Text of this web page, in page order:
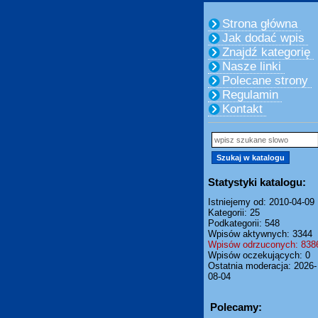
Strona główna
Jak dodać wpis
Znajdź kategorię
Nasze linki
Polecane strony
Regulamin
Kontakt
Statystyki katalogu:
Istniejemy od: 2010-04-09
Kategorii: 25
Podkategorii: 548
Wpisów aktywnych: 3344
Wpisów odrzuconych:
Wpisów oczekujących: 0
Ostatnia moderacja: 2026-
08-04
Polecamy: